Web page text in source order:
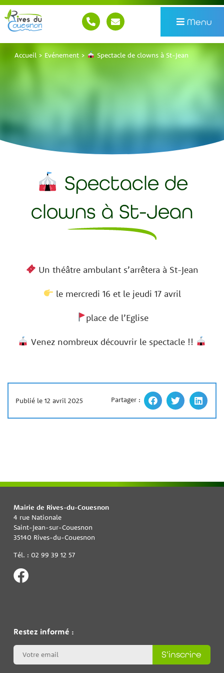
Menu
Accueil > Evénement> Spectacle de clowns à St-Jean
Spectacle de
clowns à St-Jean
Un théâtre ambulant s’arrêtera à St-Jean
le mercredi 16 et le jeudi 17 avril
place de l’Eglise
Venez nombreux découvrir le spectacle !!
Publié le 12 avril 2025 Partager :
Mairie de Rives-du-Couesnon
4 rue Nationale
Saint-Jean-sur-Couesnon
35140 Rives-du-Couesnon
Tél. : 02 99 39 12 57
Restez informé :
S'inscrire